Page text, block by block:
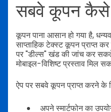
सबवे कूपन कैसे
कूपन पाना आसान हो गया है,
साप्ताहिक टेक्स्ट कूपन प्राप्त
पर "डील्स" खंड की जांच कर
मोबाइल-विशिष्ट प्रस्ताव मिल
ऐप पर सबवे कूपन प्राप्त करने के
अपने स्मार्टफोन का